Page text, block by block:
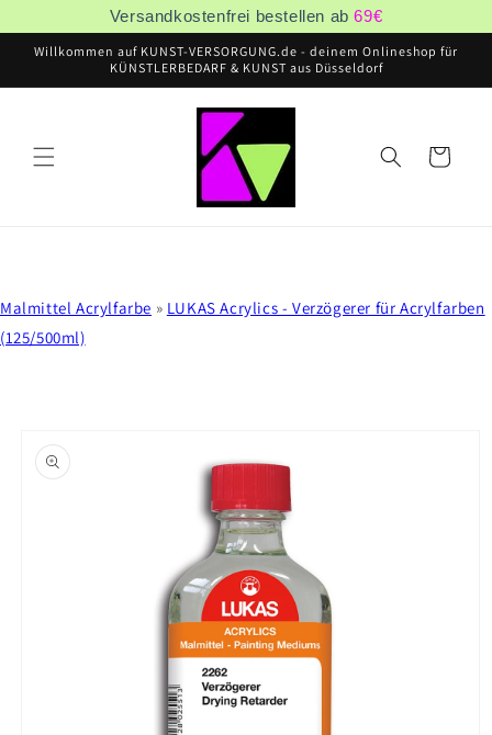
Versandkostenfrei bestellen ab69€
Inhalt
Willkommen auf KUNST-VERSORGUNG.de - deinem Onlineshop für
KÜNSTLERBEDARF & KUNST aus Düsseldorf
Warenkorb
Malmittel Acrylfarbe » LUKAS Acrylics - Verzögerer für Acrylfarben
(125/500ml)